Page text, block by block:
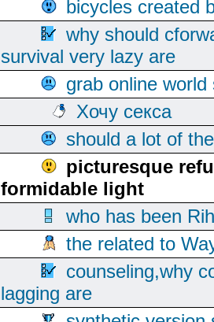
bicycles created
why should
survival very lazy are
grab online
Хочу секса
should a lot of
picturesque
formidable light
who has been
the related to
counseling,why
lagging are